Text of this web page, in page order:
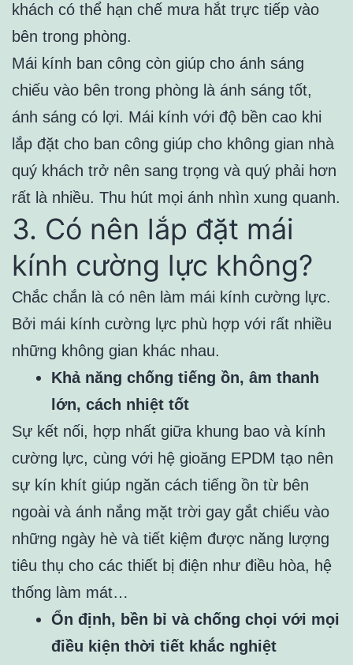
khách có thể hạn chế mưa hắt trực tiếp vào
bên trong phòng.
Mái kính ban công còn giúp cho ánh sáng
chiếu vào bên trong phòng là ánh sáng tốt,
ánh sáng có lợi. Mái kính với độ bền cao khi
lắp đặt cho ban công giúp cho không gian nhà
quý khách trở nên sang trọng và quý phải hơn
rất là nhiều. Thu hút mọi ánh nhìn xung quanh.
3. Có nên lắp đặt mái
kính cường lực không?
Chắc chắn là có nên làm mái kính cường lực.
Bởi mái kính cường lực phù hợp với rất nhiều
những không gian khác nhau.
Khả năng chống tiếng ồn, âm thanh
lớn, cách nhiệt tốt
Sự kết nối, hợp nhất giữa khung bao và kính
cường lực, cùng với hệ gioăng EPDM tạo nên
sự kín khít giúp ngăn cách tiếng ồn từ bên
ngoài và ánh nắng mặt trời gay gắt chiếu vào
những ngày hè và tiết kiệm được năng lượng
tiêu thụ cho các thiết bị điện như điều hòa, hệ
thống làm mát…
Ổn định, bền bỉ và chống chọi với mọi
điều kiện thời tiết khắc nghiệt